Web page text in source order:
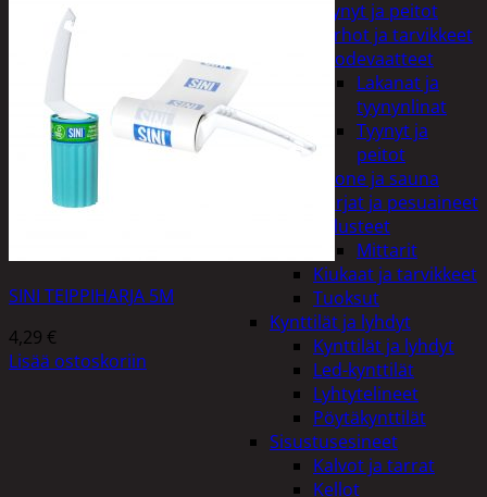
Tyynyt ja peitot
Verhot ja tarvikkeet
Vuodevaatteet
Lakanat ja
tyynynlinat
Tyynyt ja
peitot
Kylpyhuone ja sauna
Harjat ja pesuaineet
Kalusteet
Mittarit
Kiukaat ja tarvikkeet
Tuoksut
Kynttilät ja lyhdyt
Kynttilät ja lyhdyt
Led-kynttilät
Lyhtytelineet
Pöytäkynttilät
Sisustusesineet
Kalvot ja tarrat
Kellot
SINI TEIPPIHARJA 5M
4,29 €
Lisää ostoskoriin